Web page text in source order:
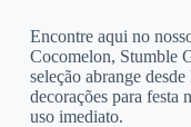
Encontre aqui no
Cocomelon, Stumble
seleção abrange
decorações para festa
uso imediato.